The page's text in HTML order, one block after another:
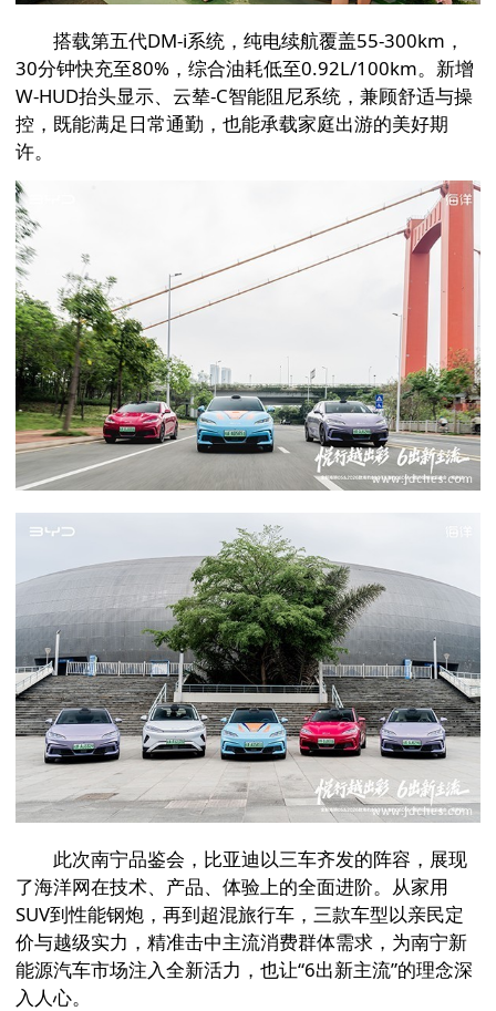
搭载第五代DM-i系统，纯电续航覆盖55-300km，
30分钟快充至80%，综合油耗低至0.92L/100km。新增
W-HUD抬头显示、云辇-C智能阻尼系统，兼顾舒适与操
控，既能满足日常通勤，也能承载家庭出游的美好期
许。
此次南宁品鉴会，比亚迪以三车齐发的阵容，展现
了海洋网在技术、产品、体验上的全面进阶。从家用
SUV到性能钢炮，再到超混旅行车，三款车型以亲民定
价与越级实力，精准击中主流消费群体需求，为南宁新
能源汽车市场注入全新活力，也让“6出新主流”的理念深
入人心。